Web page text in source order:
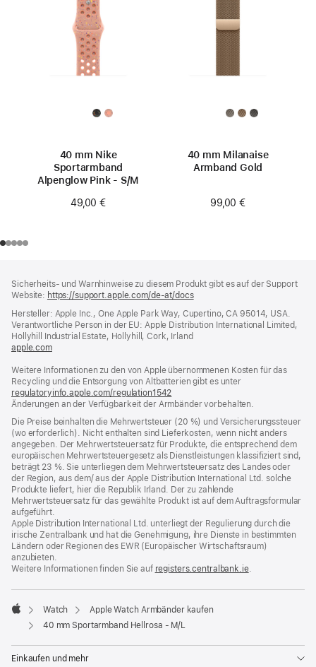
40 mm Nike
Sportarmband
Alpenglow Pink - S/M
49,00 €
40 mm Milanaise
Armband Gold
99,00 €
Sicherheits- und Warnhinweise zu diesem Produkt gibt es auf der Support
Website: https://support.apple.com/de-at/docs(öffnet
neues
Fenster)
Hersteller: Apple Inc., One Apple Park Way, Cupertino, CA 95014, USA.
Verantwortliche Person in der EU: Apple Distribution International Limited,
Hollyhill Industrial Estate, Hollyhill, Cork, Irland
apple.com(öffnet
neues
Fenster)
Weitere Informationen zu den von Apple übernommenen Kosten für das
Recycling und die Entsorgung von Altbatterien gibt es unter
regulatoryinfo.apple.com/regulation1542
ein
neues
Fenster)
Änderungen an der Verfügbarkeit der Armbänder vorbehalten.
Die Preise beinhalten die Mehrwertsteuer (20 %) und Versicherungssteuer
(wo erforderlich). Nicht enthalten sind Lieferkosten, wenn nicht anders
angegeben. Der Mehrwertsteuersatz für Produkte, die entsprechend dem
europäischen Mehrwertsteuergesetz als Dienstleistungen klassifiziert sind,
beträgt 23 %. Sie unterliegen dem Mehrwertsteuersatz des Landes oder
der Region, aus dem/ aus der Apple Distribution International Ltd. solche
Produkte liefert, hier die Republik Irland. Der zu zahlende
Mehrwertsteuersatz für das gewählte Produkt ist auf dem Auftragsformular
aufgeführt.
Apple Distribution International Ltd. unterliegt der Regulierung durch die
irische Zentralbank und hat die Genehmigung, ihre Dienste in bestimmten
Ländern oder Regionen des EWR (Europäischer Wirtschaftsraum)
anzubieten.
Weitere Informationen finden Sie auf registers.centralbank.ie(Öffnet
neues
.
Apple
Watch
Apple Watch Armbänder kaufen
40 mm Sportarmband Hellrosa - M/L
Einkaufen und mehr